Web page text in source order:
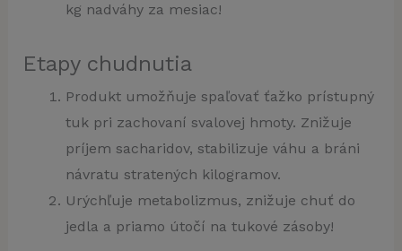
kg nadváhy za mesiac!
Etapy chudnutia
Produkt umožňuje spaľovať ťažko prístupný
tuk pri zachovaní svalovej hmoty. Znižuje
príjem sacharidov, stabilizuje váhu a bráni
návratu stratených kilogramov.
Urýchľuje metabolizmus, znižuje chuť do
jedla a priamo útočí na tukové zásoby!